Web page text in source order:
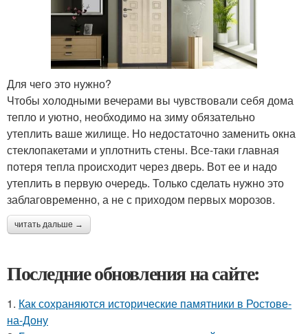
Для чего это нужно?
Чтобы холодными вечерами вы чувствовали себя дома
тепло и уютно, необходимо на зиму обязательно
утеплить ваше жилище. Но недостаточно заменить окна
стеклопакетами и уплотнить стены. Все-таки главная
потеря тепла происходит через дверь. Вот ее и надо
утеплить в первую очередь. Только сделать нужно это
заблаговременно, а не с приходом первых морозов.
читать дальше →
Последние обновления на сайте:
1. Как сохраняются исторические памятники в Ростове-
на-Дону